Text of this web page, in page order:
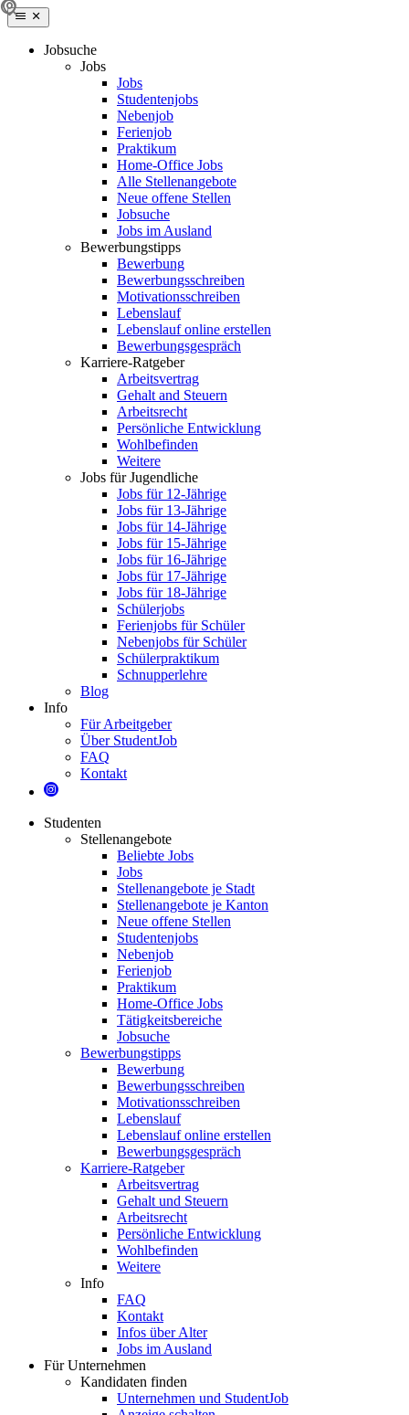
Jobsuche
Jobs
Jobs
Studentenjobs
Nebenjob
Ferienjob
Praktikum
Home-Office Jobs
Alle Stellenangebote
Neue offene Stellen
Jobsuche
Jobs im Ausland
Bewerbungstipps
Bewerbung
Bewerbungsschreiben
Motivationsschreiben
Lebenslauf
Lebenslauf online erstellen
Bewerbungsgespräch
Karriere-Ratgeber
Arbeitsvertrag
Gehalt and Steuern
Arbeitsrecht
Persönliche Entwicklung
Wohlbefinden
Weitere
Jobs für Jugendliche
Jobs für 12-Jährige
Jobs für 13-Jährige
Jobs für 14-Jährige
Jobs für 15-Jährige
Jobs für 16-Jährige
Jobs für 17-Jährige
Jobs für 18-Jährige
Schülerjobs
Ferienjobs für Schüler
Nebenjobs für Schüler
Schülerpraktikum
Schnupperlehre
Blog
Info
Für Arbeitgeber
Über StudentJob
FAQ
Kontakt
Studenten
Stellenangebote
Beliebte Jobs
Jobs
Stellenangebote je Stadt
Stellenangebote je Kanton
Neue offene Stellen
Studentenjobs
Nebenjob
Ferienjob
Praktikum
Home-Office Jobs
Tätigkeitsbereiche
Jobsuche
Bewerbungstipps
Bewerbung
Bewerbungsschreiben
Motivationsschreiben
Lebenslauf
Lebenslauf online erstellen
Bewerbungsgespräch
Karriere-Ratgeber
Arbeitsvertrag
Gehalt und Steuern
Arbeitsrecht
Persönliche Entwicklung
Wohlbefinden
Weitere
Info
FAQ
Kontakt
Infos über Alter
Jobs im Ausland
Für Unternehmen
Kandidaten finden
Unternehmen und StudentJob